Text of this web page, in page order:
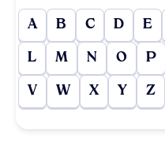
A B C D E
L M N O P
V W X Y Z